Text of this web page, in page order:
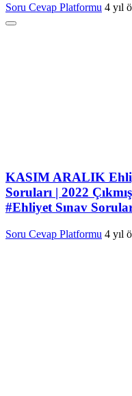
Soru Cevap Platformu 4 yıl
KASIM ARALIK
Soruları | 2022
#Ehliyet Sınav
Soru Cevap Platformu 4 yıl